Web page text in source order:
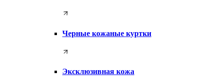
Черные кожаные куртки
Эксклюзивная кожа